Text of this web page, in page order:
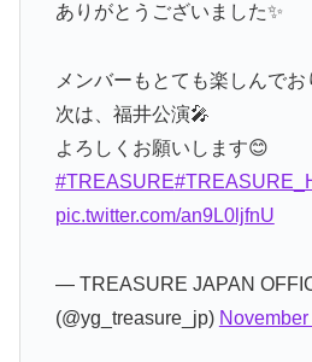
ありがとうございました✨
メンバーもとても楽しんでお
次は、福井公演🎤
よろしくお願いします😊
#TREASURE
pic.twitter.com/an9L0ljfnU
— TREASURE JAPAN
(@yg_treasure_jp)